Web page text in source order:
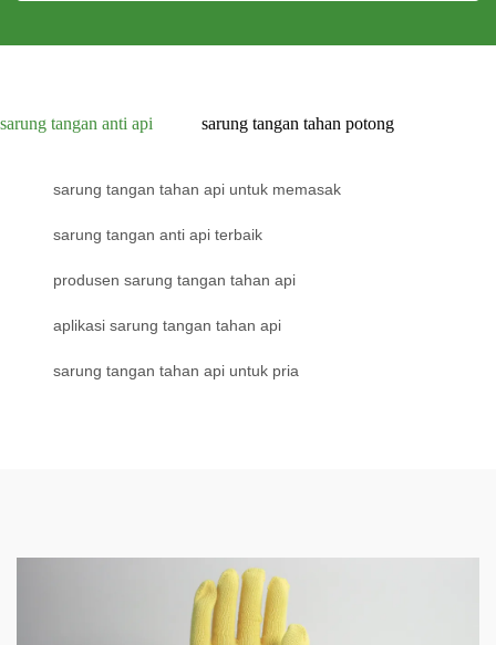
sarung tangan anti api sarung tangan tahan potong
sarung tangan tahan api untuk memasak
sarung tangan anti api terbaik
produsen sarung tangan tahan api
aplikasi sarung tangan tahan api
sarung tangan tahan api untuk pria